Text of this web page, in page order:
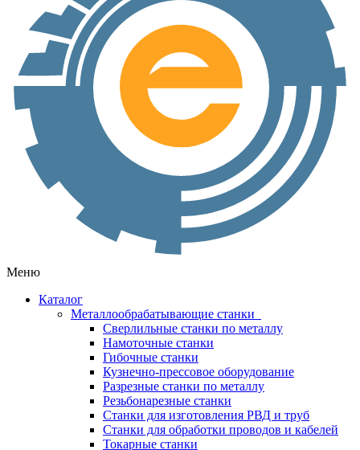
Меню
Каталог
Металлообрабатывающие станки
Сверлильные станки по металлу
Намоточные станки
Гибочные станки
Кузнечно-прессовое оборудование
Разрезные станки по металлу
Резьбонарезные станки
Станки для изготовления РВД и труб
Станки для обработки проводов и кабелей
Токарные станки